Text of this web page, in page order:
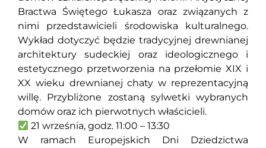
Bractwa Świętego Łukasza oraz związanych z
nimi przedstawicieli środowiska kulturalnego.
Wykład dotyczyć będzie tradycyjnej drewnianej
architektury sudeckiej oraz ideologicznego i
estetycznego przetworzenia na przełomie XIX i
XX wieku drewnianej chaty w reprezentacyjną
willę. Przybliżone zostaną sylwetki wybranych
domów oraz ich pierwotnych właścicieli.
21 września, godz. 11:00 – 13:30
W ramach Europejskich Dni Dziedzictwa